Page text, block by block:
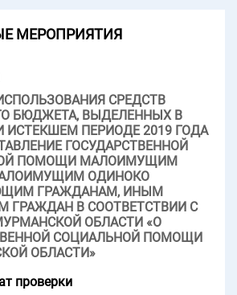
МЕРОПРИЯТИЯ
СРЕДСТВ
БЮДЖЕТА, ВЫДЕЛЕННЫХ В
ИСТЕКШЕМ ПЕРИОДЕ 2019 ГОДА
ГОСУДАРСТВЕННОЙ
ПОМОЩИ МАЛОИМУЩИМ
ОДИНОКО
ГРАЖДАНАМ, ИНЫМ
ГРАЖДАН В СООТВЕТСТВИИ С
ОБЛАСТИ «О
СОЦИАЛЬНОЙ ПОМОЩИ
ОБЛАСТИ»
проверки